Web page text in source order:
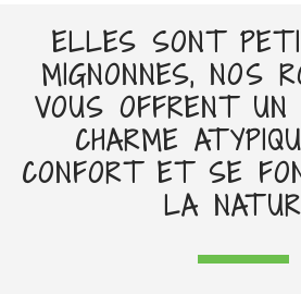
ELLES SONT
MIGNONNES, NOS
VOUS OFFRENT UN
CHARME
CONFORT ET SE
LA